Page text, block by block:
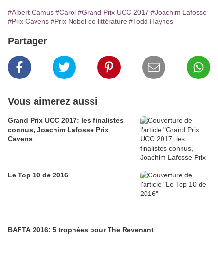
#Albert Camus #Carol #Grand Prix UCC 2017 #Joachim Lafosse
#Prix Cavens #Prix Nobel de littérature #Todd Haynes
Partager
Vous aimerez aussi
Grand Prix UCC 2017: les finalistes
connus, Joachim Lafosse Prix
Cavens
Le Top 10 de 2016
BAFTA 2016: 5 trophées pour The Revenant